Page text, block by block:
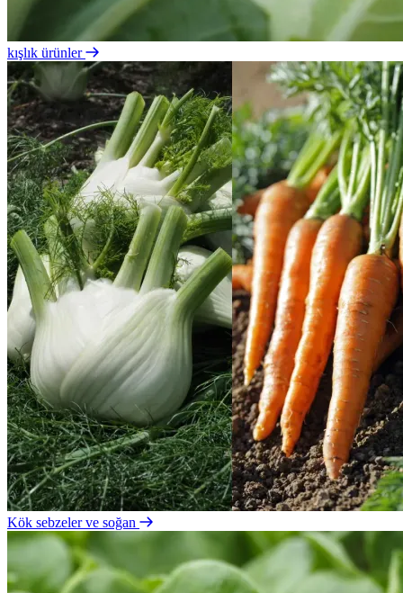
kışlık ürünler
Kök sebzeler ve soğan